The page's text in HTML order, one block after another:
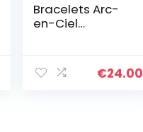
Bracelets Arc-
en-Ciel
Bracelets
Elastique
€24.00